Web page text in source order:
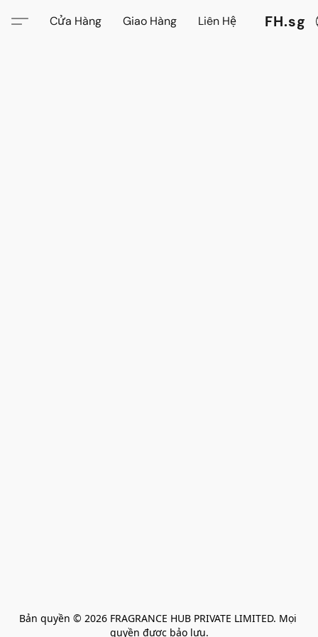
FH.sg
Cửa Hàng Giao Hàng Liên Hệ
Bản quyền © 2026 FRAGRANCE HUB PRIVATE LIMITED. Mọi
quyền được bảo lưu.